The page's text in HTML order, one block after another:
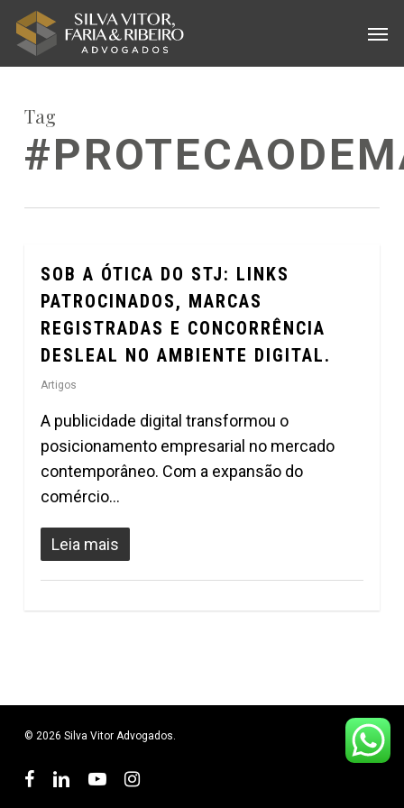
Skip
Tag
SOB A ÓTICA DO STJ: LINKS
PATROCINADOS, MARCAS
REGISTRADAS E CONCORRÊNCIA
DESLEAL NO AMBIENTE DIGITAL.
Artigos
A publicidade digital transformou o
posicionamento empresarial no mercado
contemporâneo. Com a expansão do
comércio…
Leia mais
0
© 2026 Silva Vitor Advogados.
facebooklinkedinyoutubeinstagram